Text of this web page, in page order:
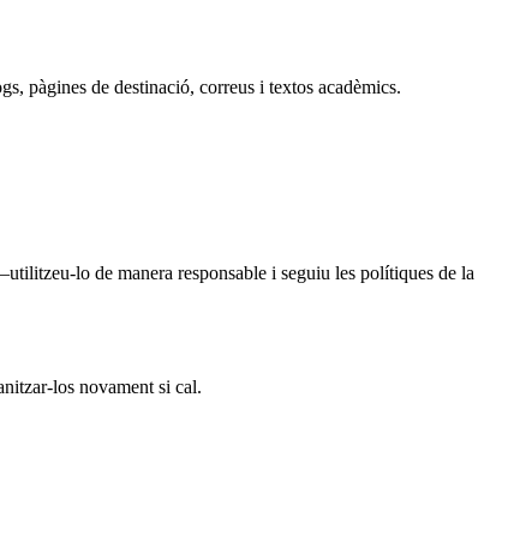
pàgines de destinació, correus i textos acadèmics.
lo de manera responsable i seguiu les polítiques de la
los novament si cal.